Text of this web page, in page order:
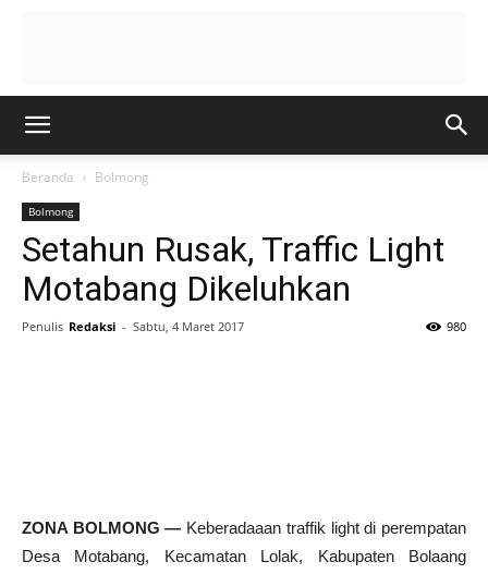
Beranda Bolmong
Bolmong
Setahun Rusak, Traffic Light
Motabang Dikeluhkan
Penulis Redaksi - Sabtu, 4 Maret 2017 980
ZONA BOLMONG — Keberadaaan traffik light di perempatan
Desa Motabang, Kecamatan Lolak, Kabupaten Bolaang